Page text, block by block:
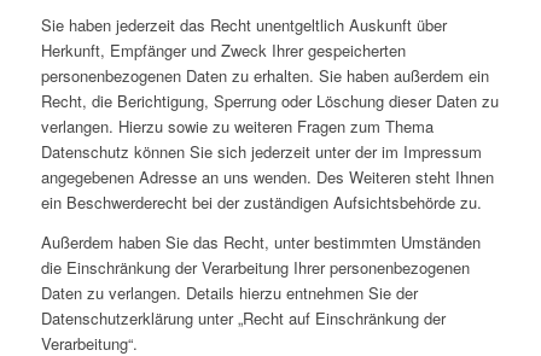
Sie haben jederzeit das Recht unentgeltlich Auskunft über
Herkunft, Empfänger und Zweck Ihrer gespeicherten
personenbezogenen Daten zu erhalten. Sie haben außerdem ein
Recht, die Berichtigung, Sperrung oder Löschung dieser Daten zu
verlangen. Hierzu sowie zu weiteren Fragen zum Thema
Datenschutz können Sie sich jederzeit unter der im Impressum
angegebenen Adresse an uns wenden. Des Weiteren steht Ihnen
ein Beschwerderecht bei der zuständigen Aufsichtsbehörde zu.
Außerdem haben Sie das Recht, unter bestimmten Umständen
die Einschränkung der Verarbeitung Ihrer personenbezogenen
Daten zu verlangen. Details hierzu entnehmen Sie der
Datenschutzerklärung unter „Recht auf Einschränkung der
Verarbeitung“.